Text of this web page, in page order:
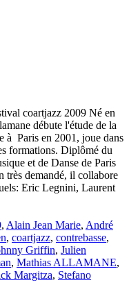
coartjazz 2009 Né en
débute l'étude de la
à Paris en 2001, joue dans
formations. Diplômé du
et de Danse de Paris
très demandé, il collabore
Eric Legnini, Laurent
, Alain Jean Marie, André
, coartjazz, contrebasse,
Griffin, Julien
, Mathias ALLAMANE,
Margitza, Stefano